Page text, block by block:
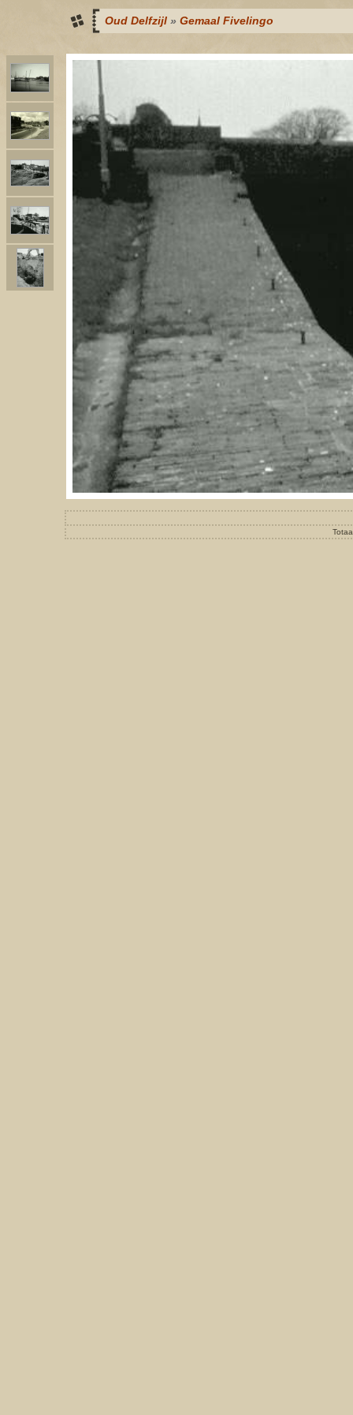
Oud Delfzijl » Gemaal Fivelingo